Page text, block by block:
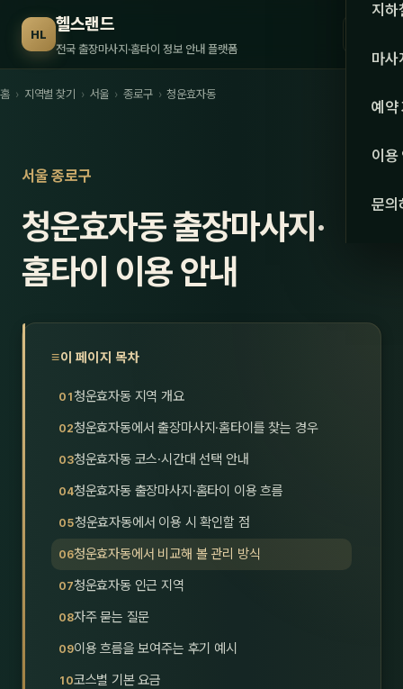
HL 헬스랜드
전국 출장마사지·홈타이 정보 안내 플랫폼 서울
강원·
강원
충북
지하
마사
관리
스
예약
이용
문의
홈 › 지역별 찾기 › 서울 › 종로구 › 청운효자동
서울 종로구
청운효자동 출장마사지·
홈타이 이용 안내
이 페이지 목차
청운효자동 지역 개요
청운효자동에서 출장마사지·홈타이를 찾는 경우
청운효자동 코스·시간대 선택 안내
청운효자동 출장마사지·홈타이 이용 흐름
청운효자동에서 이용 시 확인할 점
청운효자동에서 비교해 볼 관리 방식
청운효자동 인근 지역
자주 묻는 질문
이용 흐름을 보여주는 후기 예시
코스별 기본 요금